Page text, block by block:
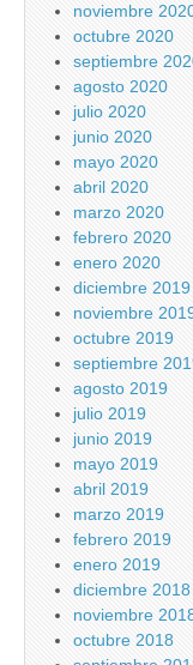
noviembre
octubre 2020
septiembre
agosto 2020
julio 2020
junio 2020
mayo 2020
abril 2020
marzo 2020
febrero 2020
enero 2020
diciembre 2019
noviembre
octubre 2019
septiembre
agosto 2019
julio 2019
junio 2019
mayo 2019
abril 2019
marzo 2019
febrero 2019
enero 2019
diciembre 2018
noviembre
octubre 2018